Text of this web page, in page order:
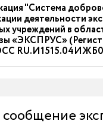
"Система
деятельности
учреждений в
«ЭКСПРУС»